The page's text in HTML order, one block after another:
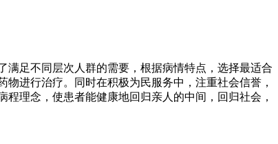
足不同层次人群的需要，根据病情特点，选择最适合
进行治疗。同时在积极为民服务中，注重社会信誉，
理念，使患者能健康地回归亲人的中间，回归社会，